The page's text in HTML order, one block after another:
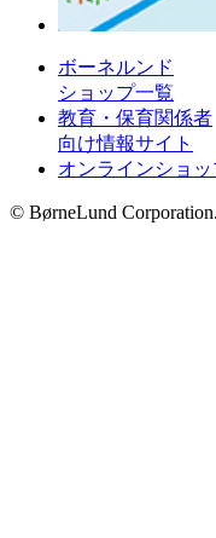
ボーネルンド
ショップ一覧
教育・保育関係者
向け情報サイト
オンラインショッ
© BørneLund